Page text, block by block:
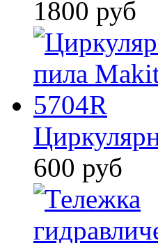
1800 руб
600 руб